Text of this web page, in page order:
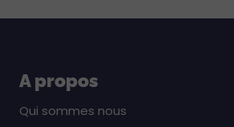
A propos
Qui sommes nous